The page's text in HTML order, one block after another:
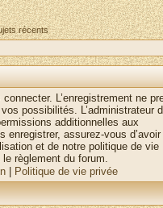
récents
L’enregistrement ne
possibilités. L’administrateur
additionnelles aux
assurez-vous
et de notre politique de vie
règlement du forum.
Politique de vie privée